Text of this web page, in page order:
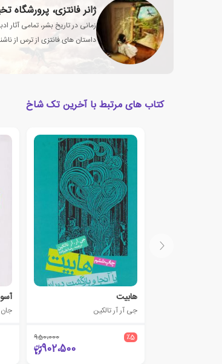
ژانر فانتزی، پرورشگاه
زمانی در تاریخ بشر، تمامی
داستان های فانتزی از ترس از
کتاب های مرتبط با آخرین تک شاخ
هابیت
جی آر آر تالکین
٪5 950،000
902،500
جان